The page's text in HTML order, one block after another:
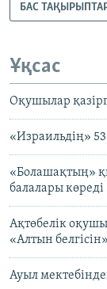
БАС
Ұқсас
Оқушылар
«Израильдің» 53
«Болашақтың»
балалары көреді
Ақтөбелік
«Алтын
Ауыл